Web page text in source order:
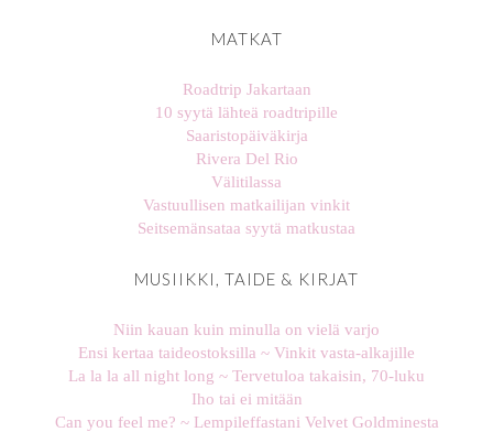
MATKAT
Roadtrip Jakartaan
10 syytä lähteä roadtripille
Saaristopäiväkirja
Rivera Del Rio
Välitilassa
Vastuullisen matkailijan vinkit
Seitsemänsataa syytä matkustaa
MUSIIKKI, TAIDE & KIRJAT
Niin kauan kuin minulla on vielä varjo
Ensi kertaa taideostoksilla ~ Vinkit vasta-alkajille
La la la all night long ~ Tervetuloa takaisin, 70-luku
Iho tai ei mitään
Can you feel me? ~ Lempileffastani Velvet Goldminesta